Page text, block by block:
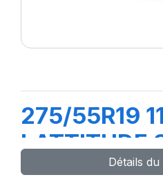
275/55R19
LATTITUDE
(MO)
Détails